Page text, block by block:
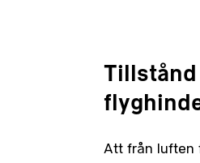
Att från luften